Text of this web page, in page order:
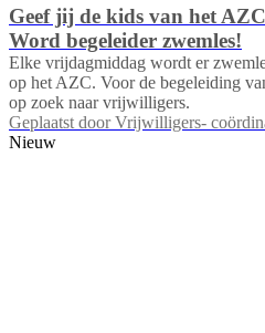
Geef jij de kids van het
Word begeleider zwemles!
Elke vrijdagmiddag wordt er
op het AZC. Voor de begeleiding
op zoek naar vrijwilligers.
Geplaatst door Vrijwilligers-
Nieuw